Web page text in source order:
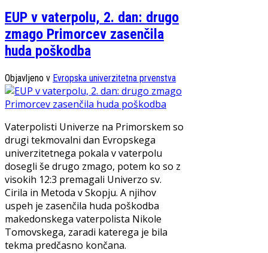
EUP v vaterpolu, 2. dan: drugo
zmago Primorcev zasenčila
huda poškodba
Objavljeno v Evropska univerzitetna prvenstva
Vaterpolisti Univerze na Primorskem so
drugi tekmovalni dan Evropskega
univerzitetnega pokala v vaterpolu
dosegli še drugo zmago, potem ko so z
visokih 12:3 premagali Univerzo sv.
Cirila in Metoda v Skopju. A njihov
uspeh je zasenčila huda poškodba
makedonskega vaterpolista Nikole
Tomovskega, zaradi katerega je bila
tekma predčasno končana.